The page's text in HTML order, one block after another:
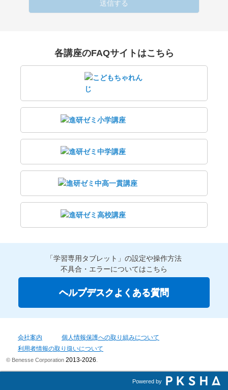
送信する
各講座のFAQサイトはこちら
「学習専用タブレット」の設定や操作方法
不具合・エラーについてはこちら
ヘルプデスクよくある質問
会社案内
個人情報保護への取り組みについて
利用者情報の取り扱いについて
© Benesse Corporation 2013-2026
Powered by